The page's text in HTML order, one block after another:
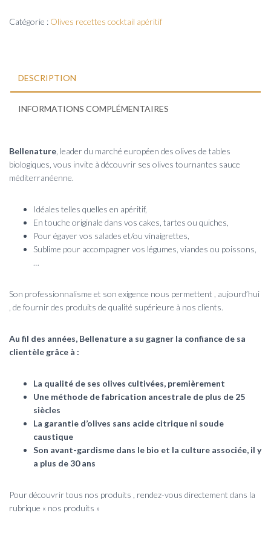
Catégorie : Olives recettes cocktail apéritif
DESCRIPTION
INFORMATIONS COMPLÉMENTAIRES
Bellenature , leader du marché européen des olives de tables
biologiques, vous invite à découvrir ses olives tournantes sauce
méditerranéenne.
Idéales telles quelles en apéritif,
En touche originale dans vos cakes, tartes ou quiches,
Pour égayer vos salades et/ou vinaigrettes,
Sublime pour accompagner vos légumes, viandes ou poissons,
…
Son professionnalisme et son exigence nous permettent , aujourd’hui
, de fournir des produits de qualité supérieure à nos clients.
Au fil des années, Bellenature a su gagner la confiance de sa
clientèle grâce à :
La qualité de ses olives cultivées, premièrement
Une méthode de fabrication ancestrale de plus de 25
siècles
La garantie d’olives sans acide citrique ni soude
caustique
Son avant-gardisme dans le bio et la culture associée, il y
a plus de 30 ans
Pour découvrir tous nos produits , rendez-vous directement dans la
rubrique « nos produits »